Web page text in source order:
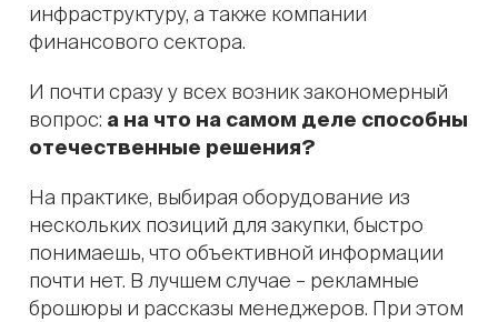
инфраструктуру, а также компании
финансового сектора.
И почти сразу у всех возник закономерный
вопрос: а на что на самом деле способны
отечественные решения?
На практике, выбирая оборудование из
нескольких позиций для закупки, быстро
понимаешь, что объективной информации
почти нет. В лучшем случае – рекламные
брошюры и рассказы менеджеров. При этом